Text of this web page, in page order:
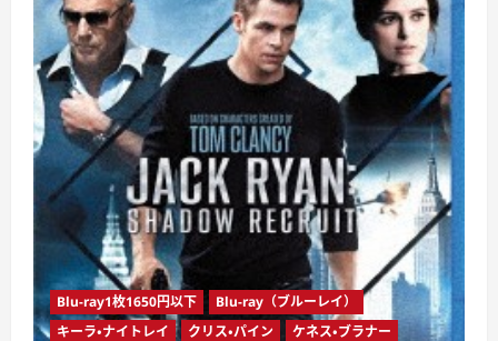
レ
デ
ィ
ス
ク）
に
つ
い
て
さ
ら
に
読
む
Blu-ray1枚1650円以下
Blu-ray（ブルーレイ）
キーラ・ナイトレイ
クリス・パイン
ケネス・ブラナー